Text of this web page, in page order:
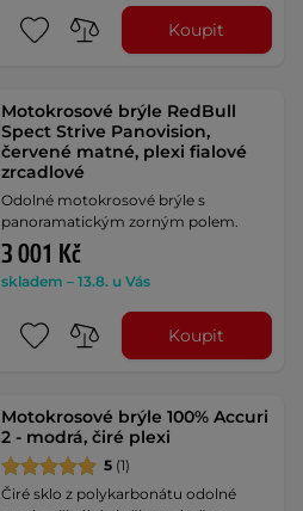
Koupit
Motokrosové brýle RedBull
Spect Strive Panovision,
červené matné, plexi fialové
zrcadlové
Odolné motokrosové brýle s
panoramatickým zorným polem.
3 001 Kč
skladem – 13.8. u Vás
Koupit
Motokrosové brýle 100% Accuri
2 - modrá, čiré plexi
5 (1)
Čiré sklo z polykarbonátu odolné